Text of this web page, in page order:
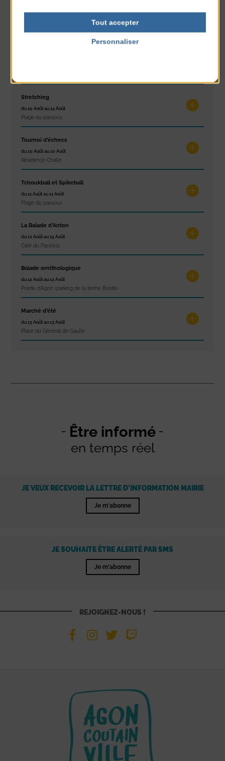
Exposition « Itinéraires »
Petit Office
Stretching
du 10 Août au 14 Août
Plage du passous
Tournoi d’échecs
du 10 Août au 10 Août
Résidence Challe
Tchoukball et Spikeball
du 11 Août au 11 Août
Plage du passous
La Balade d’Anton
du 12 Août au 15 Août
Cale du Passous
Balade ornithologique
du 12 Août au 12 Août
Pointe d'Agon (parking de la ferme Borde)
Marché d’été
du 13 Août au 13 Août
Place du Général de Gaulle
Être informé
en temps réel
JE VEUX RECEVOIR LA LETTRE D'INFORMATION MAIRIE
Je m'abonne
JE SOUHAITE ÊTRE ALERTÉ PAR SMS
Je m'abonne
REJOIGNEZ-NOUS !
Tout accepter
Personnaliser